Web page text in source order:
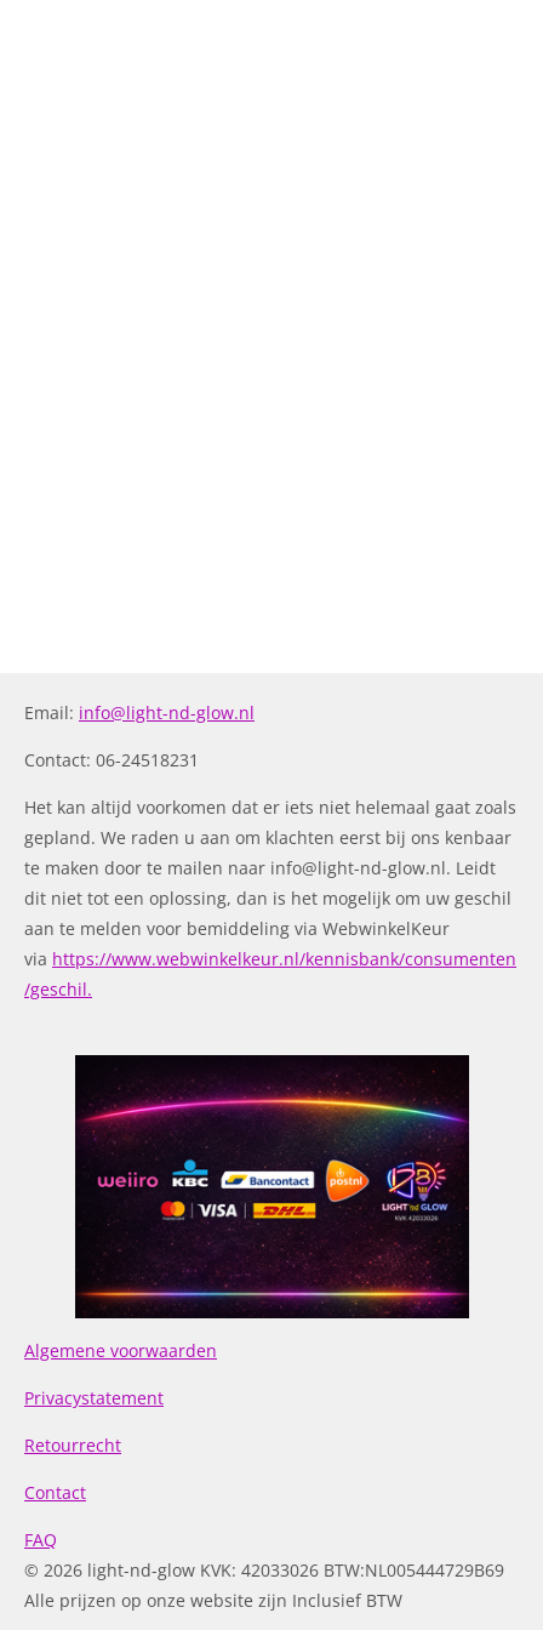
Email: info@light-nd-glow.nl
Contact: 06-24518231
Het kan altijd voorkomen dat er iets niet helemaal gaat zoals
gepland. We raden u aan om klachten eerst bij ons kenbaar
te maken door te mailen naar info@light-nd-glow.nl. Leidt
dit niet tot een oplossing, dan is het mogelijk om uw geschil
aan te melden voor bemiddeling via WebwinkelKeur
via https://www.webwinkelkeur.nl/kennisbank/consumenten
/geschil.
Algemene voorwaarden
Privacystatement
Retourrecht
Contact
FAQ
© 2026 light-nd-glow KVK: 42033026 BTW:NL005444729B69
Alle prijzen op onze website zijn Inclusief BTW